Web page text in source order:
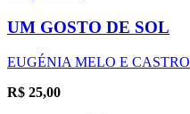
UM GOSTO DE SOL
EUGÉNIA MELO E CASTRO
R$ 25,00